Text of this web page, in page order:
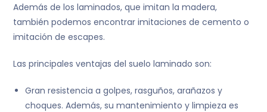
Además de los laminados, que imitan la madera,
también podemos encontrar imitaciones de cemento o
imitación de escapes.
Las principales ventajas del suelo laminado son:
Gran resistencia a golpes, rasguños, arañazos y
choques. Además, su mantenimiento y limpieza es